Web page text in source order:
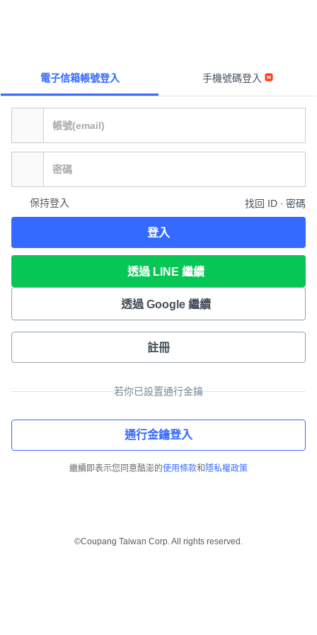
電子信箱帳號登入 手機號碼登入
保持登入 找回 ID ∙ 密碼
登入
透過 LINE 繼續
透過 Google 繼續
註冊
若你已設置通行金鑰
通行金鑰登入
繼續即表示您同意酷澎的使用條款和 隱私權政策
©Coupang Taiwan Corp. All rights reserved.